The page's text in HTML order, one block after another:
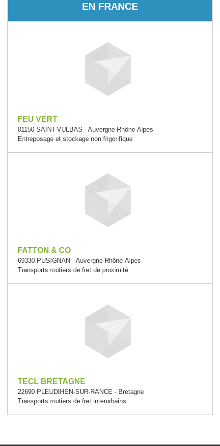
EN FRANCE
FEU VERT
01150 SAINT-VULBAS - Auvergne-Rhône-Alpes
Entreposage et stockage non frigorifique
FATTON & CO
69330 PUSIGNAN - Auvergne-Rhône-Alpes
Transports routiers de fret de proximité
TECL BRETAGNE
22690 PLEUDIHEN-SUR-RANCE - Bretagne
Transports routiers de fret interurbains